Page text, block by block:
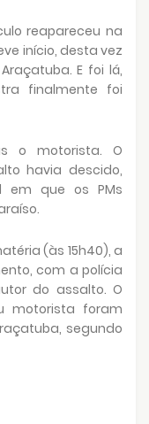
reapareceu na
início, desta vez
E foi lá,
finalmente foi
o motorista. O
havia descido,
em que os PMs
(às 15h40), a
com a polícia
do assalto. O
motorista foram
segundo